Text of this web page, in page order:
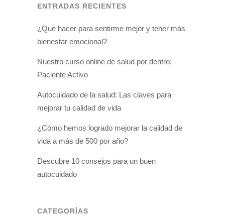
ENTRADAS RECIENTES
¿Qué hacer para sentirme mejor y tener más
bienestar emocional?
Nuestro curso online de salud por dentro:
Paciente Activo
Autocuidado de la salud: Las claves para
mejorar tu calidad de vida
¿Cómo hemos logrado mejorar la calidad de
vida a más de 500 por año?
Descubre 10 consejos para un buen
autocuidado
CATEGORÍAS